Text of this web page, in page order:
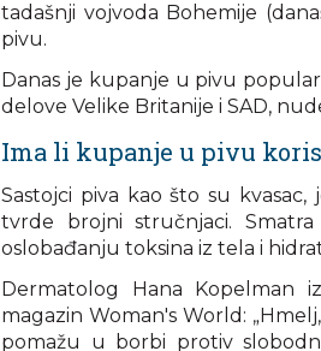
tadašnji vojvoda Bohemije
pivu.
Danas je kupanje u pivu
delove Velike Britanije i SAD,
Ima li kupanje u pivu
Sastojci piva kao što su
tvrde brojni stručnjaci.
oslobađanju toksina iz tela i
Dermatolog Hana Kopelman
magazin Woman's World:
pomažu u borbi protiv